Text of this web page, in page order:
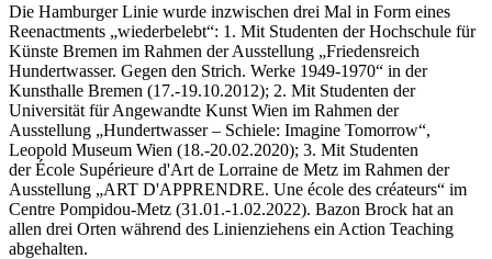
Die Hamburger Linie wurde inzwischen drei Mal in Form eines
Reenactments „wiederbelebt“: 1. Mit Studenten der Hochschule für
Künste Bremen im Rahmen der Ausstellung „Friedensreich
Hundertwasser. Gegen den Strich. Werke 1949-1970“ in der
Kunsthalle Bremen (17.-19.10.2012); 2. Mit Studenten der
Universität für Angewandte Kunst Wien im Rahmen der
Ausstellung „Hundertwasser – Schiele: Imagine Tomorrow“,
Leopold Museum Wien (18.-20.02.2020); 3. Mit Studenten
der École Supérieure d'Art de Lorraine de Metz im Rahmen der
Ausstellung „ART D'APPRENDRE. Une école des créateurs“ im
Centre Pompidou-Metz (31.01.-1.02.2022). Bazon Brock hat an
allen drei Orten während des Linienziehens ein Action Teaching
abgehalten.